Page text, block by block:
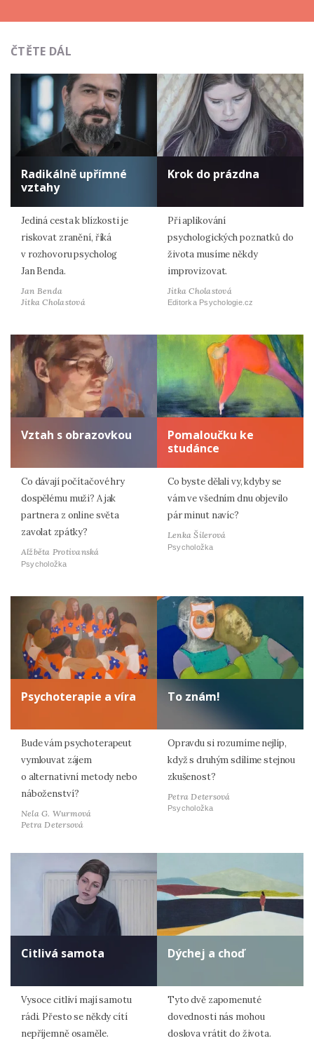
ČTĚTE DÁL
Radikálně upřímné
vztahy
Jediná cesta k blízkosti je
riskovat zranění, říká
v rozhovoru psycholog
Jan Benda.
Jan Benda
Jitka Cholastová
Krok do prázdna
Při aplikování
psychologických poznatků do
života musíme někdy
improvizovat.
Jitka Cholastová
Editorka Psychologie.cz
Vztah s obrazovkou
Co dávají počítačové hry
dospělému muži? A jak
partnera z online světa
zavolat zpátky?
Alžběta Protivanská
Psycholožka
Pomaloučku ke
studánce
Co byste dělali vy, kdyby se
vám ve všedním dnu objevilo
pár minut navíc?
Lenka Šilerová
Psycholožka
Psychoterapie a víra
Bude vám psychoterapeut
vymlouvat zájem
o alternativní metody nebo
náboženství?
Nela G. Wurmová
Petra Detersová
To znám!
Opravdu si rozumíme nejlíp,
když s druhým sdílíme stejnou
zkušenost?
Petra Detersová
Psycholožka
Citlivá samota
Vysoce citliví mají samotu
rádi. Přesto se někdy cítí
nepříjemně osaměle.
Dýchej a choď
Tyto dvě zapomenuté
dovednosti nás mohou
doslova vrátit do života.